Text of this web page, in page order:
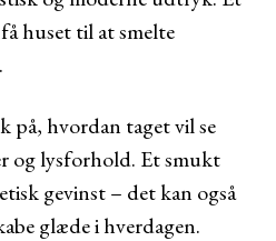
huset til at smelte
på, hvordan taget vil se
og lysforhold. Et smukt
gevinst – det kan også
glæde i hverdagen.